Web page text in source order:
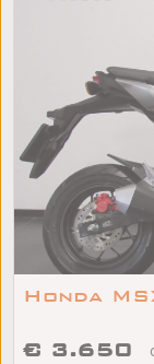
Honda
€ 3.650